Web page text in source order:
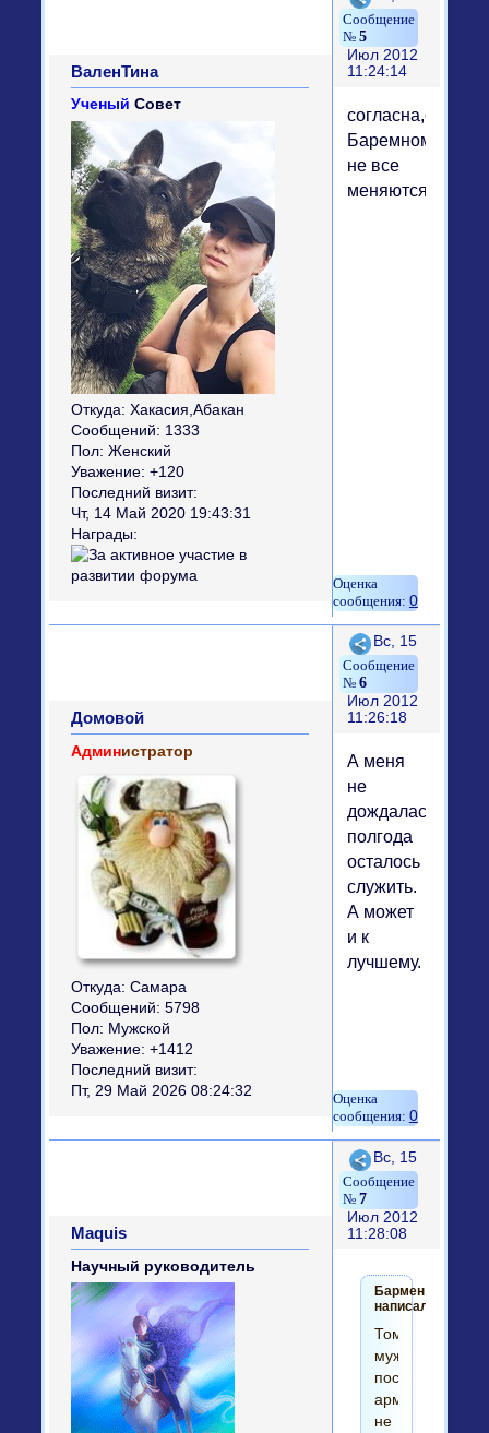
5
Июл 2012
11:24:14
ВаленТина
Ученый Совет
Откуда: Хакасия,Абакан
Сообщений: 1333
Пол: Женский
Уважение: +120
Последний визит:
Чт, 14 Май 2020 19:43:31
Награды:
согласна,с
Баремном.
не все
меняются...
0
Поделиться
6
Вс, 15
Июл 2012
11:26:18
Домовой
Администратор
Откуда: Самара
Сообщений: 5798
Пол: Мужской
Уважение: +1412
Последний визит:
Пт, 29 Май 2026 08:24:32
А меня
не
дождалась,
полгода
осталось
служить.
А может
и к
лучшему.
0
Поделиться
7
Вс, 15
Июл 2012
11:28:08
Maquis
Научный руководитель
Бармен
написал(а):
Тома,
мужики
после
армии
не